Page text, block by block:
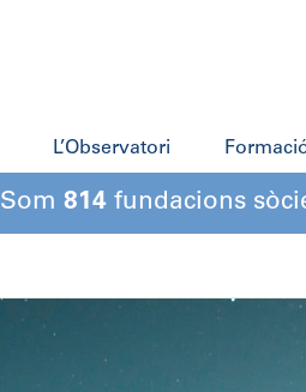
L’Observatori
Som 814 fundacions